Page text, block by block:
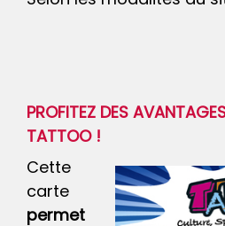
PROFITEZ DES
TATTOO !
Cette
carte
permet